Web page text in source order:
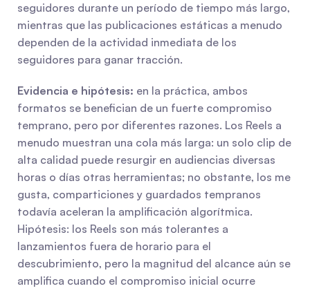
seguidores durante un período de tiempo más largo,
mientras que las publicaciones estáticas a menudo
dependen de la actividad inmediata de los
seguidores para ganar tracción.
Evidencia e hipótesis: en la práctica, ambos
formatos se benefician de un fuerte compromiso
temprano, pero por diferentes razones. Los Reels a
menudo muestran una cola más larga: un solo clip de
alta calidad puede resurgir en audiencias diversas
horas o días otras herramientas; no obstante, los me
gusta, comparticiones y guardados tempranos
todavía aceleran la amplificación algorítmica.
Hipótesis: los Reels son más tolerantes a
lanzamientos fuera de horario para el
descubrimiento, pero la magnitud del alcance aún se
amplifica cuando el compromiso inicial ocurre